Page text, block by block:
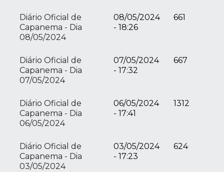
Diário Oficial de
Capanema - Dia
08/05/2024
08/05/2024
- 18:26
661
Diário Oficial de
Capanema - Dia
07/05/2024
07/05/2024
- 17:32
667
Diário Oficial de
Capanema - Dia
06/05/2024
06/05/2024
- 17:41
1312
Diário Oficial de
Capanema - Dia
03/05/2024
03/05/2024
- 17:23
624